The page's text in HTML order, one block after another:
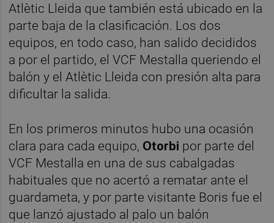
Atlètic Lleida que también está ubicado en la
parte baja de la clasificación. Los dos
equipos, en todo caso, han salido decididos
a por el partido, el VCF Mestalla queriendo el
balón y el Atlètic Lleida con presión alta para
dificultar la salida.
En los primeros minutos hubo una ocasión
clara para cada equipo, Otorbi por parte del
VCF Mestalla en una de sus cabalgadas
habituales que no acertó a rematar ante el
guardameta, y por parte visitante Boris fue el
que lanzó ajustado al palo un balón